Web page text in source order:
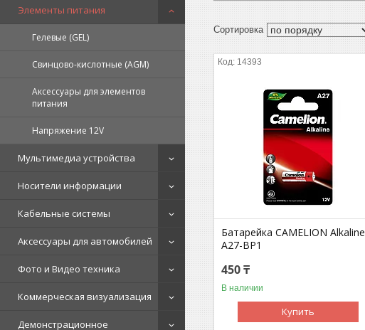
Элементы питания
Гелевые (GEL)
Свинцово-кислотные (AGM)
Аксессуары для элементов
питания
Напряжение 12V
Мультимедиа устройства
Носители информации
Кабельные системы
Аксессуары для автомобилей
Фото и Видео техника
Коммерческая визуализация
Демонстрационное
14393
Батарейка CAMELION Alkaline
A27-BP1
450 ₸
В наличии
Купить